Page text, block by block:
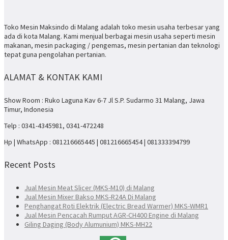
Toko Mesin Maksindo di Malang adalah toko mesin usaha terbesar yang
ada di kota Malang. Kami menjual berbagai mesin usaha seperti mesin
makanan, mesin packaging / pengemas, mesin pertanian dan teknologi
tepat guna pengolahan pertanian.
ALAMAT & KONTAK KAMI
Show Room : Ruko Laguna Kav 6-7 Jl S.P. Sudarmo 31 Malang, Jawa
Timur, Indonesia
Telp : 0341-4345981, 0341-472248
Hp | WhatsApp : 081216665445 | 081216665454 | 081333394799
Recent Posts
Jual Mesin Meat Slicer (MKS-M10) di Malang
Jual Mesin Mixer Bakso MKS-R24A Di Malang
Penghangat Roti Elektrik (Electric Bread Warmer) MKS-WMR1
Jual Mesin Pencacah Rumput AGR-CH400 Engine di Malang
Giling Daging (Body Alumunium) MKS-MH22